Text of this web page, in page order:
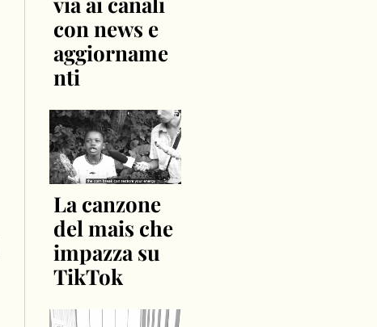
con news e
aggiorname
nti
La canzone
del mais che
impazza su
TikTok